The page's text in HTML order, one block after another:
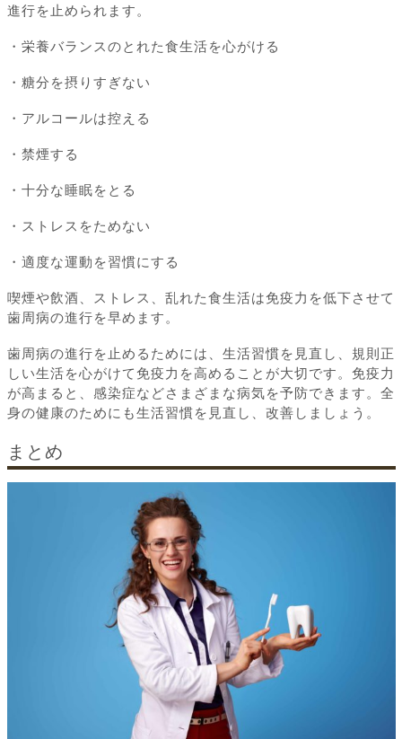
進行を止められます。
・栄養バランスのとれた食生活を心がける
・糖分を摂りすぎない
・アルコールは控える
・禁煙する
・十分な睡眠をとる
・ストレスをためない
・適度な運動を習慣にする
喫煙や飲酒、ストレス、乱れた食生活は免疫力を低下させて
歯周病の進行を早めます。
歯周病の進行を止めるためには、生活習慣を見直し、規則正
しい生活を心がけて免疫力を高めることが大切です。免疫力
が高まると、感染症などさまざまな病気を予防できます。全
身の健康のためにも生活習慣を見直し、改善しましょう。
まとめ